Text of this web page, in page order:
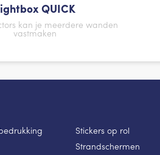
QUICK
kan je meerdere wanden
vastmaken
Stickers op rol
Strandschermen